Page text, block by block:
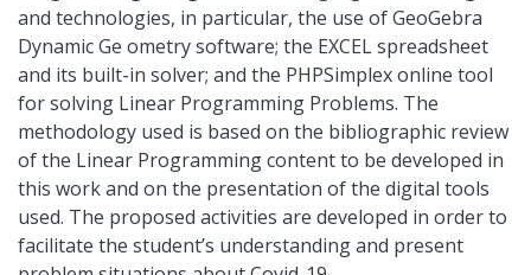
and technologies, in particular, the use of GeoGebra
Dynamic Ge ometry software; the EXCEL spreadsheet
and its built-in solver; and the PHPSimplex online tool
for solving Linear Programming Problems. The
methodology used is based on the bibliographic review
of the Linear Programming content to be developed in
this work and on the presentation of the digital tools
used. The proposed activities are developed in order to
facilitate the student’s understanding and present